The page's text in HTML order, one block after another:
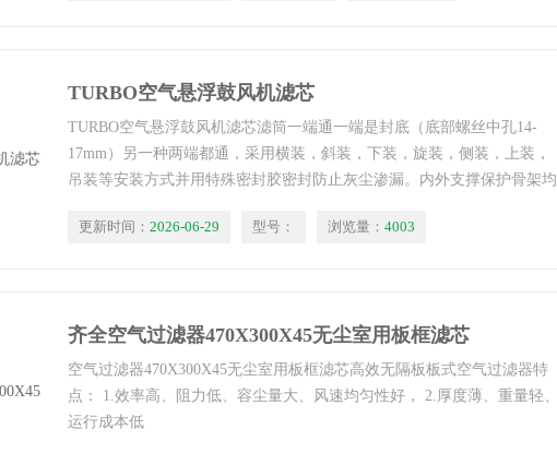
TURBO空气悬浮鼓风机滤芯
TURBO空气悬浮鼓风机滤芯滤筒一端通一端是封底（底部螺丝中孔14-
17mm）另一种两端都通，采用横装，斜装，下装，旋装，侧装，上装，
吊装等安装方式并用特殊密封胶密封防止灰尘渗漏。内外支撑保护骨架均
滤筒吹破吹爆吸瘪。
更新时间： 2026-06-29 型号： 浏览量： 4003
齐全空气过滤器470X300X45无尘室用板框滤芯
空气过滤器470X300X45无尘室用板框滤芯高效无隔板板式空气过滤器特
点： 1.效率高、阻力低、容尘量大、风速均匀性好， 2.厚度薄、重量轻、
运行成本低